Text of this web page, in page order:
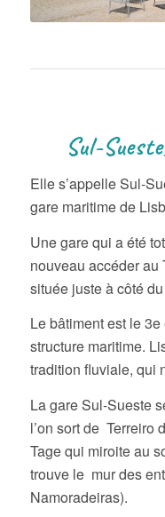
Sul-
Elle s’appelle Sul-
gare maritime de
Une gare qui a été
nouveau accéder au
située juste à côté
Le bâtiment est le
structure maritime.
tradition fluviale, qui
La gare Sul-Sueste
l’on sort de Terreiro
Tage qui miroite au
trouve le mur des
Namoradeiras).